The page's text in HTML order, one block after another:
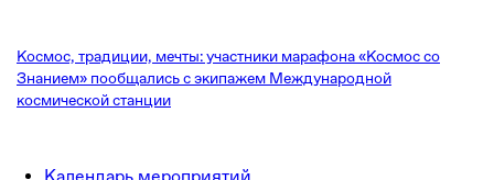
Космос, традиции, мечты: участники марафона «Космос со
Знанием» пообщались с экипажем Международной
космической станции